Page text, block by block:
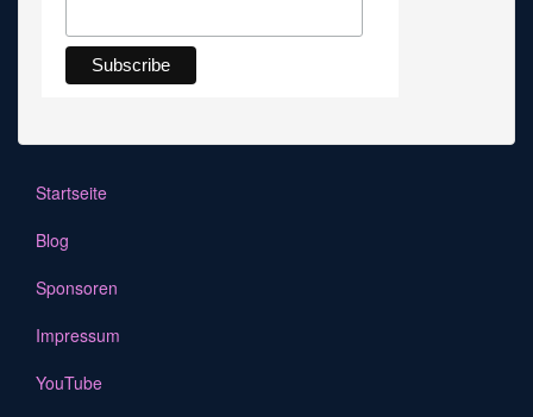
Startseite
Blog
Sponsoren
Impressum
YouTube